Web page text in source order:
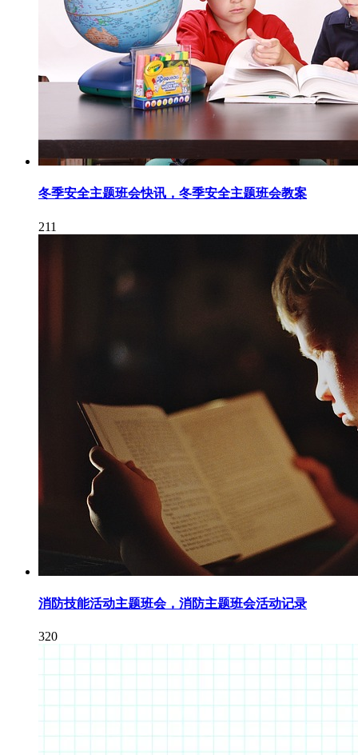
冬季安全主题班会快讯，冬季安全主题班会教案
211
消防技能活动主题班会，消防主题班会活动记录
320